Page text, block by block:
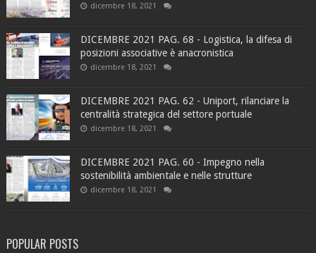
dicembre 18, 2021
DICEMBRE 2021 PAG. 68 - Logistica, la difesa di
posizioni associative è anacronistica
dicembre 18, 2021
DICEMBRE 2021 PAG. 62 - Uniport, rilanciare la
centralità strategica del settore portuale
dicembre 18, 2021
DICEMBRE 2021 PAG. 60 - Impegno nella
sostenibilità ambientale e nelle strutture
dicembre 18, 2021
POPULAR POSTS